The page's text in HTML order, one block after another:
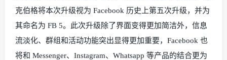
克伯格将本次升级视为 Facebook 历史上第五次升级，并为
其命名为 FB 5。此次升级除了界面变得更加简洁外，信息
流淡化、群组和活动功能突出显得更加重要， Facebook 也
将和 Messenger、 Instagram、 Whatsapp 等产品的结合更为